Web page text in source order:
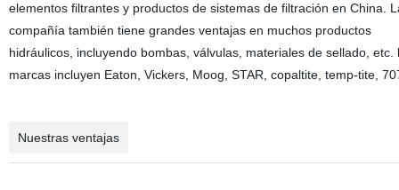
elementos filtrantes y productos de sistemas de filtración en China.
compañía también tiene grandes ventajas en muchos productos
hidráulicos, incluyendo bombas, válvulas, materiales de sellado, etc.
marcas incluyen Eaton, Vickers, Moog, STAR, copaltite, temp-tite,
Nuestras ventajas